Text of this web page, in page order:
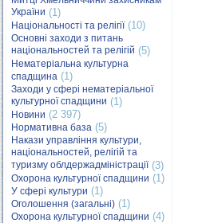
України (1)
Національності та релігії(10)
Основні заходи з питань
національностей та релігій (5)
Нематеріальна культурна
спадщина (1)
Заходи у сфері нематеріальної
культурної спадщини (1)
Новини (2 397)
Нормативна база (5)
Накази управління культури,
національностей, релігій та
туризму облдержадміністрації(3)
Охорона культурної спадщини (1)
У сфері культури (1)
Оголошення (загальні) (1)
Охорона культурної спадщини (4)